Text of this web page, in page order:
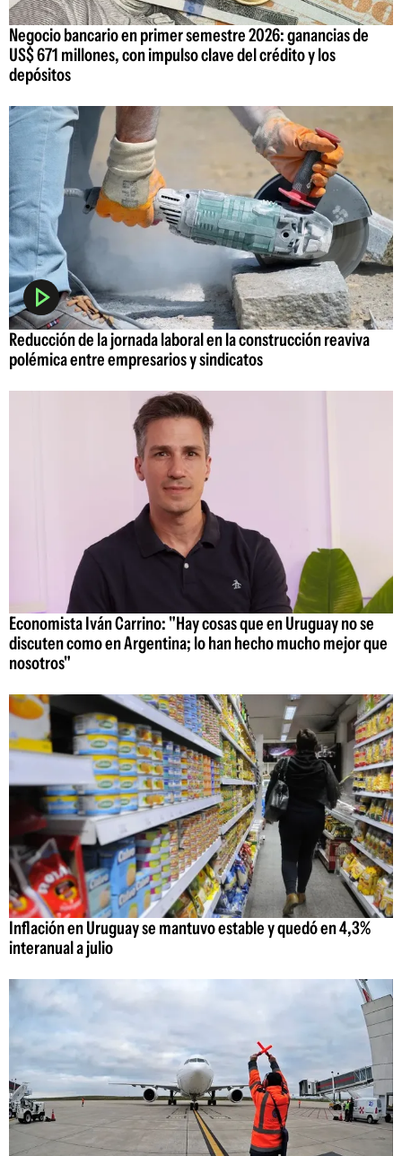
Negocio bancario en primer semestre 2026: ganancias de
US$ 671 millones, con impulso clave del crédito y los
depósitos
Reducción de la jornada laboral en la construcción reaviva
polémica entre empresarios y sindicatos
Economista Iván Carrino: "Hay cosas que en Uruguay no se
discuten como en Argentina; lo han hecho mucho mejor que
nosotros"
Inflación en Uruguay se mantuvo estable y quedó en 4,3%
interanual a julio